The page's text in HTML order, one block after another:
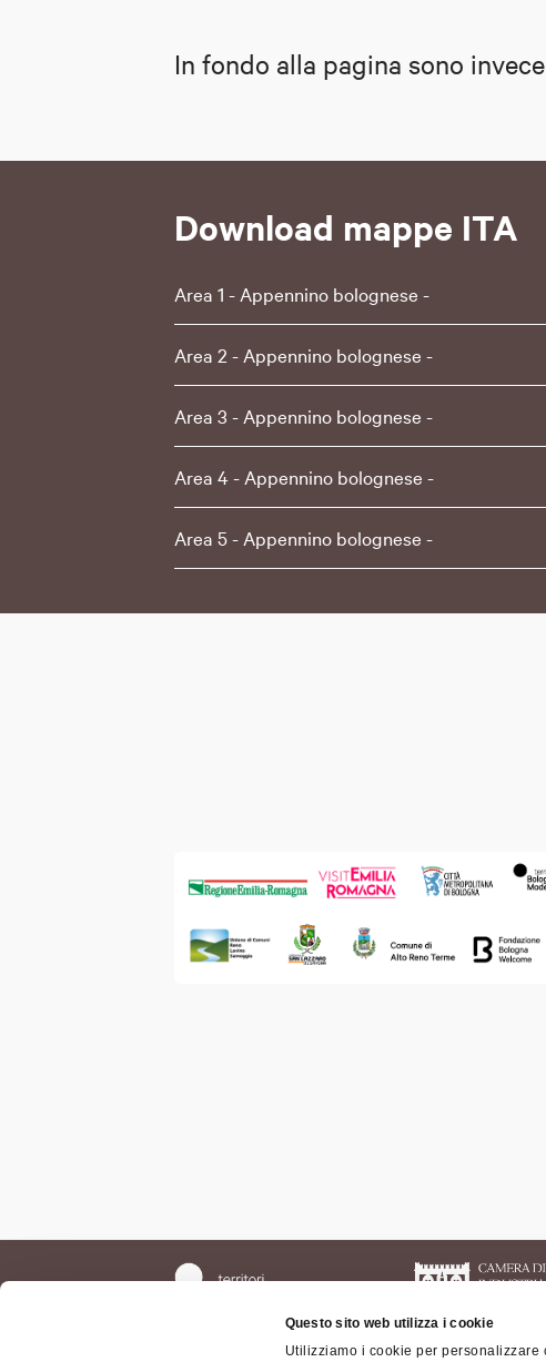
Questo sito web utilizza i cookie
Utilizziamo i cookie per
In fondo alla pagina sono
Download mappe ITA
Area 1 - Appennino bolognese -
Area 2 - Appennino bolognese -
Area 3 - Appennino bolognese -
Area 4 - Appennino bolognese -
Area 5 - Appennino bolognese -